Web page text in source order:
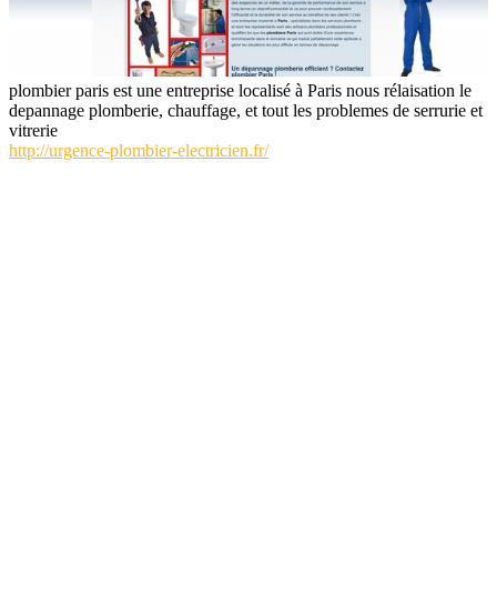
plombier paris est une entreprise localisé à Paris nous rélaisation le
depannage plomberie, chauffage, et tout les problemes de serrurie et
vitrerie
http://urgence-plombier-electricien.fr/